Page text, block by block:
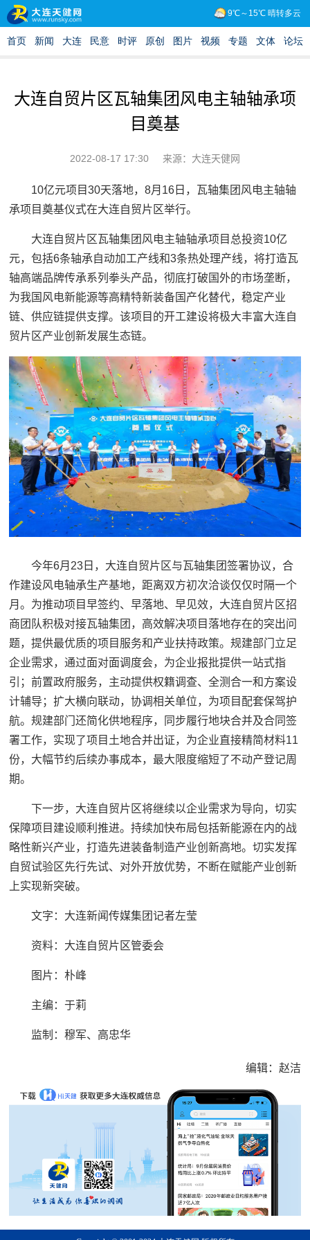
大连自贸片区瓦轴集团风电主轴轴承项
目奠基
2022-08-17 17:30 来源：大连天健网
10亿元项目30天落地，8月16日，瓦轴集团风电主轴轴
承项目奠基仪式在大连自贸片区举行。
大连自贸片区瓦轴集团风电主轴轴承项目总投资10亿
元，包括6条轴承自动加工产线和3条热处理产线，将打造瓦
轴高端品牌传承系列拳头产品，彻底打破国外的市场垄断，
为我国风电新能源等高精特新装备国产化替代，稳定产业
链、供应链提供支撑。该项目的开工建设将极大丰富大连自
贸片区产业创新发展生态链。
今年6月23日，大连自贸片区与瓦轴集团签署协议，合
作建设风电轴承生产基地，距离双方初次洽谈仅仅时隔一个
月。为推动项目早签约、早落地、早见效，大连自贸片区招
商团队积极对接瓦轴集团，高效解决项目落地存在的突出问
题，提供最优质的项目服务和产业扶持政策。规建部门立足
企业需求，通过面对面调度会，为企业报批提供一站式指
引；前置政府服务，主动提供权籍调查、全测合一和方案设
计辅导；扩大横向联动，协调相关单位，为项目配套保驾护
航。规建部门还简化供地程序，同步履行地块合并及合同签
署工作，实现了项目土地合并出证，为企业直接精简材料11
份，大幅节约后续办事成本，最大限度缩短了不动产登记周
期。
下一步，大连自贸片区将继续以企业需求为导向，切实
保障项目建设顺利推进。持续加快布局包括新能源在内的战
略性新兴产业，打造先进装备制造产业创新高地。切实发挥
自贸试验区先行先试、对外开放优势，不断在赋能产业创新
上实现新突破。
文字：大连新闻传媒集团记者左莹
资料：大连自贸片区管委会
图片：朴峰
主编：于莉
监制：穆军、高忠华
编辑：赵洁